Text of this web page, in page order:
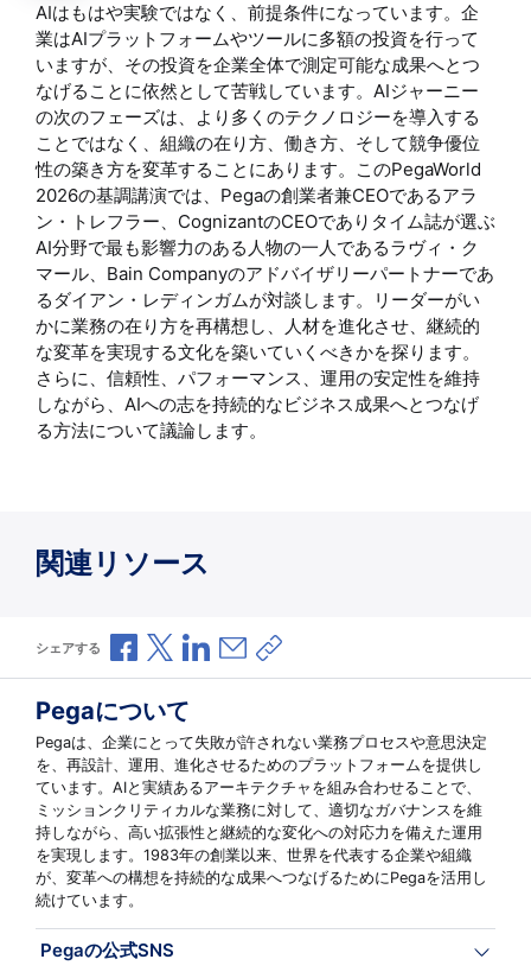
AIはもはや実験ではなく、前提条件になっています。企
業はAIプラットフォームやツールに多額の投資を行って
いますが、その投資を企業全体で測定可能な成果へとつ
なげることに依然として苦戦しています。AIジャーニー
の次のフェーズは、より多くのテクノロジーを導入する
ことではなく、組織の在り方、働き方、そして競争優位
性の築き方を変革することにあります。このPegaWorld
2026の基調講演では、Pegaの創業者兼CEOであるアラ
ン・トレフラー、CognizantのCEOでありタイム誌が選ぶ
AI分野で最も影響力のある人物の一人であるラヴィ・ク
マール、Bain Companyのアドバイザリーパートナーであ
るダイアン・レディンガムが対談します。リーダーがい
かに業務の在り方を再構想し、人材を進化させ、継続的
な変革を実現する文化を築いていくべきかを探ります。
さらに、信頼性、パフォーマンス、運用の安定性を維持
しながら、AIへの志を持続的なビジネス成果へとつなげ
る方法について議論します。
関連リソース
シェアする Facebookで共有
Xで共有LinkedInで共有
メールで共有
共有リンクをコピー
Pegaについて
Pegaは、企業にとって失敗が許されない業務プロセスや意思決定
を、再設計、運用、進化させるためのプラットフォームを提供し
ています。AIと実績あるアーキテクチャを組み合わせることで、
ミッションクリティカルな業務に対して、適切なガバナンスを維
持しながら、高い拡張性と継続的な変化への対応力を備えた運用
を実現します。1983年の創業以来、世界を代表する企業や組織
が、変革への構想を持続的な成果へつなげるためにPegaを活用し
続けています。
Pegaの公式SNS